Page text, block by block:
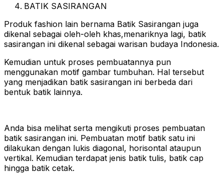
BATIK SASIRANGAN
Produk fashion lain bernama Batik Sasirangan juga
dikenal sebagai oleh-oleh khas,menariknya lagi, batik
sasirangan ini dikenal sebagai warisan budaya Indonesia.
Kemudian untuk proses pembuatannya pun
menggunakan motif gambar tumbuhan. Hal tersebut
yang menjadikan batik sasirangan ini berbeda dari
bentuk batik lainnya.
Anda bisa melihat serta mengikuti proses pembuatan
batik sasirangan ini. Pembuatan motif batik satu ini
dilakukan dengan lukis diagonal, horisontal ataupun
vertikal. Kemudian terdapat jenis batik tulis, batik cap
hingga batik cetak.